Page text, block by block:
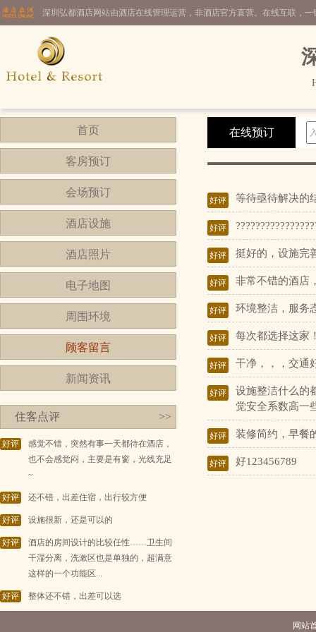
深圳弘都酒店网站由酒店在线管理运营，非酒店官方直营。在线互联，
首页
客房预订
会场预订
酒店设施
酒店照片
电子地图
周围环境
顾客留言
新闻资讯
住客点评 >>
好评
感觉不错，突然有事一天都待在酒店，
也不会感觉闷，主要是有窗，光线充足
~
好评 还不错，出差住宿，出行较方便
好评 设施很新，还是可以的
好评
酒店的房间设计的比较任性……卫生间
干湿分离，洗漱区也是单独的，超满意
这样的一个功能区...
好评 整体还不错，出差可以选
在线预订
好评 等待亟待解决的
好评
好评 挺好的，设施完
好评 非常不错的酒店
好评 环境整洁，服务
好评 每次都选择这家
好评 干净，，，交通
好评
设施整洁什么的
觉安全系数高一
好评 装修简约，早餐
好评 好123456789
网站